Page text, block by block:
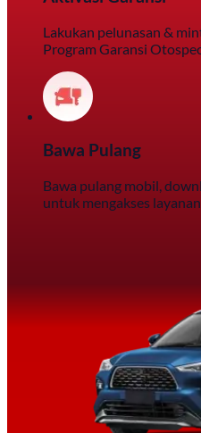
Lakukan pelunasan &
Program Garansi
Bawa Pulang
Bawa pulang mobil,
untuk mengakses